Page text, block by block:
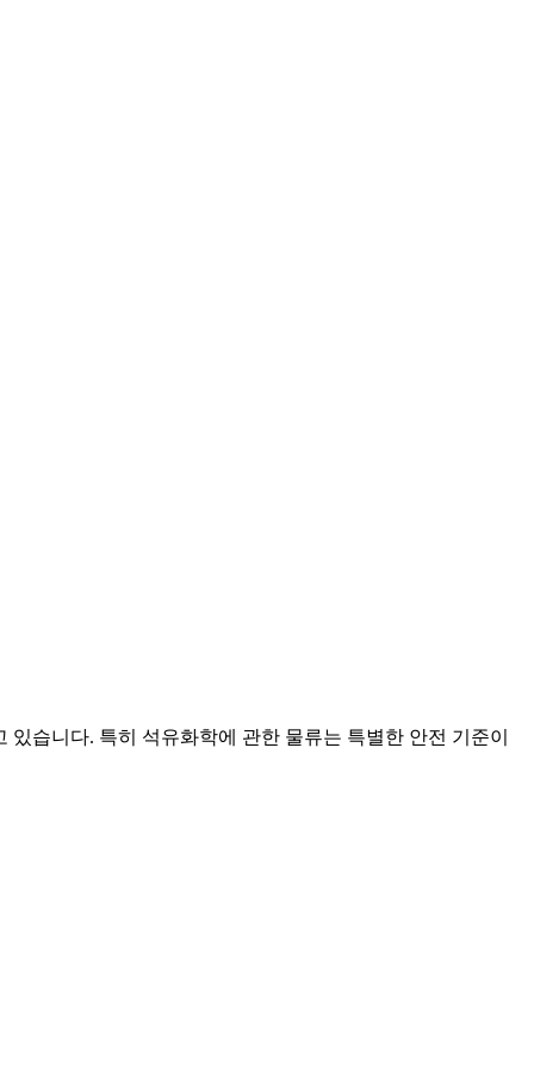
습니다. 특히 석유화학에 관한 물류는 특별한 안전 기준이